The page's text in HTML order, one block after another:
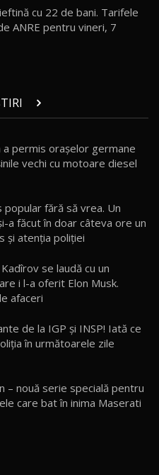
/ Test Drive AutoBlog.MD
Surf / Test Drive
/ Test Drive AutoBlog.MD
Test Drive AutoBlog.MD
mai Performant și Confortabil
în Moldova / AutoBlog.MD
Puternic Defender Testat în
cu 22 de bani. Tarifele
ANRE pentru vineri, 7
a permis oraşelor germane
vechi cu motoare diesel
popular fără să vrea. Un
a făcut în doar câteva ore un
şi atenţia poliţiei
se laudă cu un
i l-a oferit Elon Musk.
afaceri
de la IGP şi INSP! Iată ce
în următoarele zile
– nouă serie specială pentru
care bat în inima Maserati